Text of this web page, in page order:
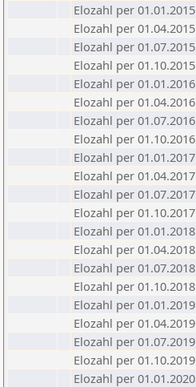
Elozahl per 01.01.2015
Elozahl per 01.04.2015
Elozahl per 01.07.2015
Elozahl per 01.10.2015
Elozahl per 01.01.2016
Elozahl per 01.04.2016
Elozahl per 01.07.2016
Elozahl per 01.10.2016
Elozahl per 01.01.2017
Elozahl per 01.04.2017
Elozahl per 01.07.2017
Elozahl per 01.10.2017
Elozahl per 01.01.2018
Elozahl per 01.04.2018
Elozahl per 01.07.2018
Elozahl per 01.10.2018
Elozahl per 01.01.2019
Elozahl per 01.04.2019
Elozahl per 01.07.2019
Elozahl per 01.10.2019
Elozahl per 01.01.2020